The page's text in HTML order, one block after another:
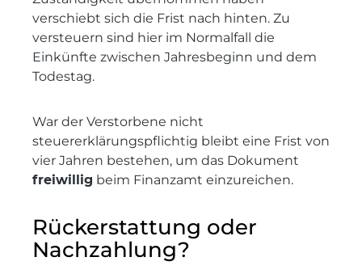
verschiebt sich die Frist nach hinten. Zu
versteuern sind hier im Normalfall die
Einkünfte zwischen Jahresbeginn und dem
Todestag.
War der Verstorbene nicht
steuererklärungspflichtig bleibt eine Frist von
vier Jahren bestehen, um das Dokument
freiwillig beim Finanzamt einzureichen.
Rückerstattung oder
Nachzahlung?